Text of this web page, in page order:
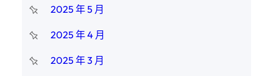
2025 年 5 月
2025 年 4 月
2025 年 3 月